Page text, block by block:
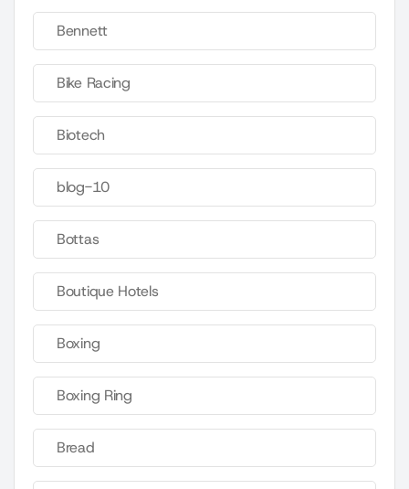
Bennett
Bike Racing
Biotech
blog-10
Bottas
Boutique Hotels
Boxing
Boxing Ring
Bread